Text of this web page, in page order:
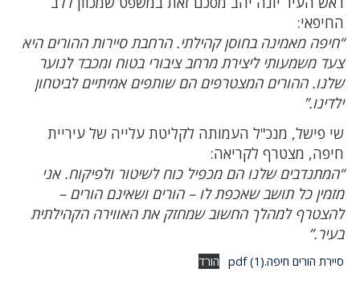
החיפאי:
“חיפה מאמינה בחוסן קהילתי. הרחבת סיירות ההורים היא
צעד משמעותי ליצירת מרחב ציבורי בטוח ומכבד לנוער
שלנו. ההורים המצטרפים הם שותפים אמיתיים לביטחון
ילדינו.”
שי פישל, מנכ"ל העמותה לקליטת עלייה של עיריית
חיפה, מצטרף לקריאה:
“המתנדבים שלנו הם מכפיל כוח לשיטור ולפיקוח. אני
מזמין כל תושב שאכפת לו – הורים ושאינם הורים –
להצטרף למהלך החשוב שמחזק את האווירה הקהילתית
בעיר.”
סיירת הורים חיפה.pdf (1) הורד